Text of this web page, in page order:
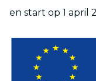
en start op 1 april